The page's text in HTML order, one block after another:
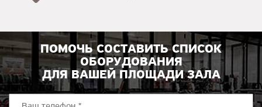
ПОМОЧЬ СОСТАВИТЬ СПИСОК
ОБОРУДОВАНИЯ
ДЛЯ ВАШЕЙ ПЛОЩАДИ ЗАЛА